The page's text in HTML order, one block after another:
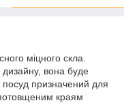
міцного скла.
дизайну, вона буде
посуд призначений для
краям